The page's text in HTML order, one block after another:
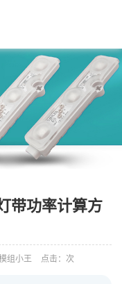
带功率计算方
组小王 点击：次